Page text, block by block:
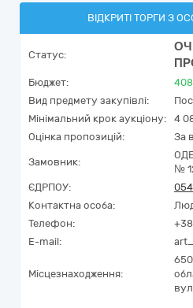
ВІДКРИТІ ТОРГИ З
Статус:
Бюджет:
Вид предмету закупівлі:
Мінімальний крок аукціону:
4
Оцінка пропозицій:
За
Замовник:
№
ЄДРПОУ:
Контактна особа:
Телефон:
E-mail:
Місцезнаходження: